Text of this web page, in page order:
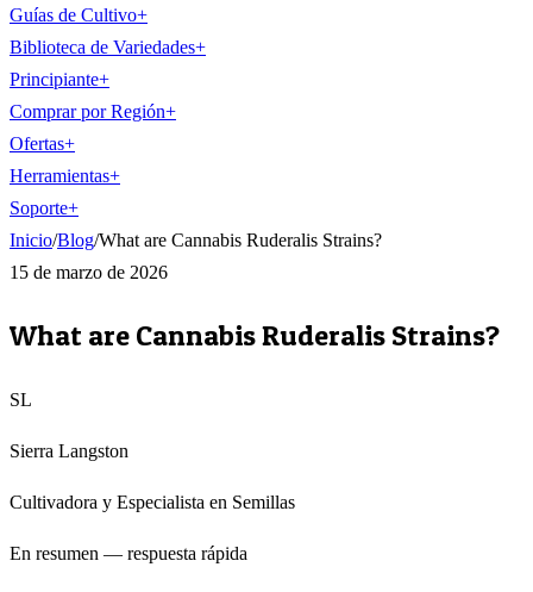
Guías de Cultivo+
Biblioteca de Variedades+
Principiante+
Comprar por Región+
Ofertas+
Herramientas+
Soporte+
Inicio/Blog/What are Cannabis Ruderalis Strains?
15 de marzo de 2026
What are Cannabis Ruderalis Strains?
SL
Sierra Langston
Cultivadora y Especialista en Semillas
En resumen — respuesta rápida